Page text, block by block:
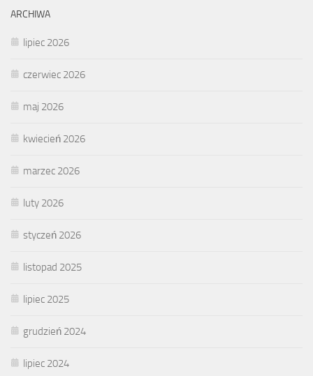
ARCHIWA
lipiec 2026
czerwiec 2026
maj 2026
kwiecień 2026
marzec 2026
luty 2026
styczeń 2026
listopad 2025
lipiec 2025
grudzień 2024
lipiec 2024